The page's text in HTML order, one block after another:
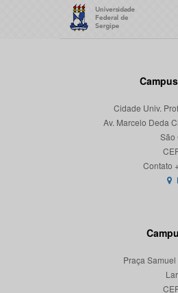
Cidade Univ.
Av. Marcelo Deda
São
Praça